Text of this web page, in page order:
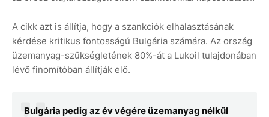
A cikk azt is állítja, hogy a szankciók elhalasztásának
kérdése kritikus fontosságú Bulgária számára. Az ország
üzemanyag-szükségletének 80%-át a Lukoil tulajdonában
lévő finomítóban állítják elő.
Bulgária pedig az év végére üzemanyag nélkül